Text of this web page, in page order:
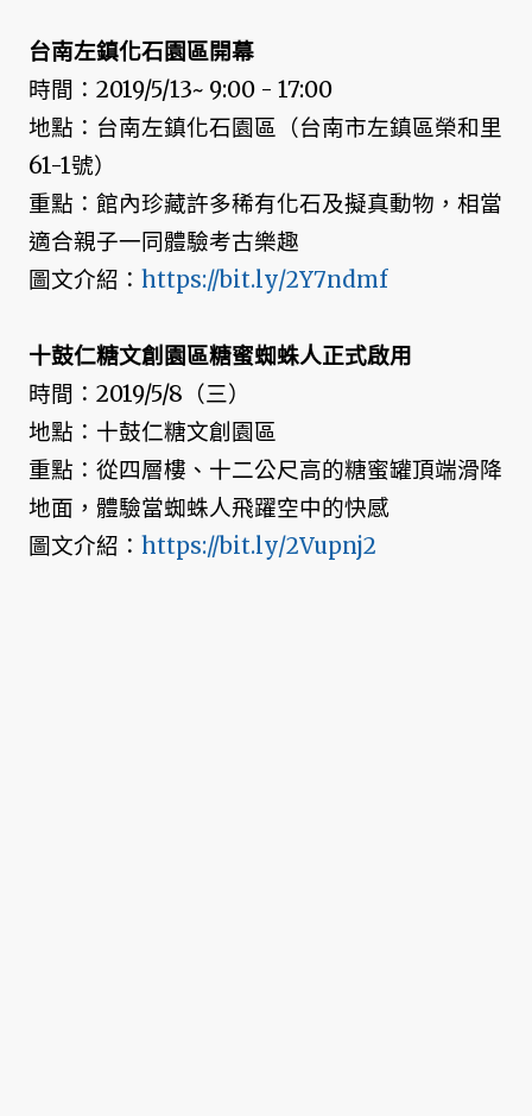
台南左鎮化石園區開幕
時間：2019/5/13~ 9:00 - 17:00
地點：台南左鎮化石園區（台南市左鎮區榮和里
61-1號）
重點：館內珍藏許多稀有化石及擬真動物，相當
適合親子一同體驗考古樂趣
圖文介紹： https://bit.ly/2Y7ndmf
十鼓仁糖文創園區糖蜜蜘蛛人正式啟用
時間：2019/5/8（三）
地點：十鼓仁糖文創園區
重點：從四層樓、十二公尺高的糖蜜罐頂端滑降
地面，體驗當蜘蛛人飛躍空中的快感
圖文介紹： https://bit.ly/2Vupnj2